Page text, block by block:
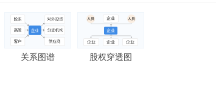
历史
法院公告
裁判文书
送达公告
被执行人
历史
关系图谱 股权穿透图